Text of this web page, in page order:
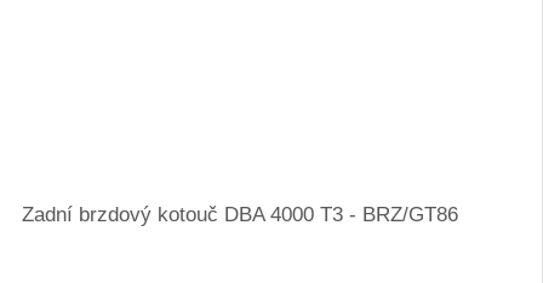
Zadní brzdový kotouč DBA 4000 T3 - BRZ/GT86